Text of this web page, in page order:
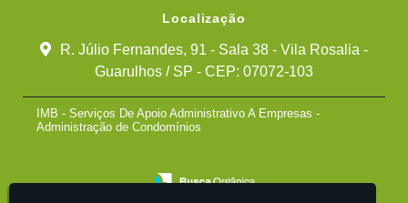
Localização
R. Júlio Fernandes, 91 - Sala 38 - Vila Rosalia -
Guarulhos / SP - CEP: 07072-103
IMB - Serviços De Apoio Administrativo A Empresas -
Administração de Condomínios